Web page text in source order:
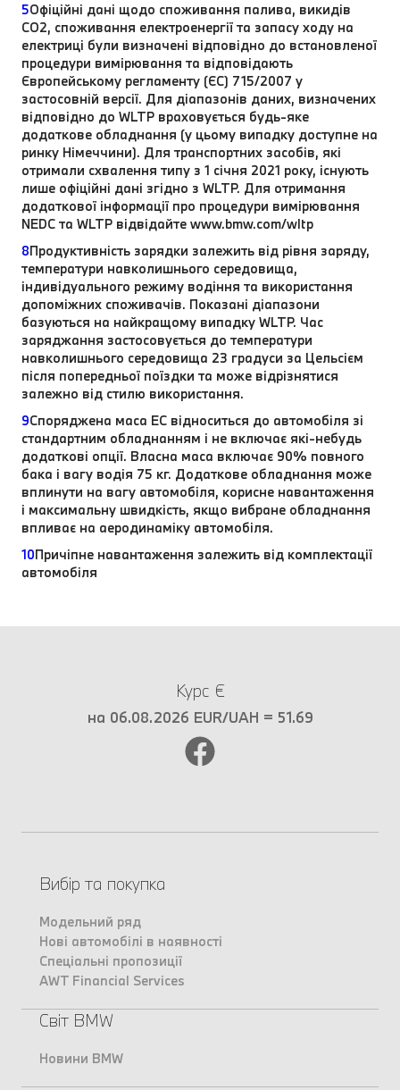
5Офіційні дані щодо споживання палива, викидів
CO2, споживання електроенергії та запасу ходу на
електриці були визначені відповідно до встановленої
процедури вимірювання та відповідають
Європейському регламенту (ЄС) 715/2007 у
застосовній версії. Для діапазонів даних, визначених
відповідно до WLTP враховується будь-яке
додаткове обладнання (у цьому випадку доступне на
ринку Німеччини). Для транспортних засобів, які
отримали схвалення типу з 1 січня 2021 року, існують
лише офіційні дані згідно з WLTP. Для отримання
додаткової інформації про процедури вимірювання
NEDC та WLTP відвідайте www.bmw.com/wltp
8Продуктивність зарядки залежить від рівня заряду,
температури навколишнього середовища,
індивідуального режиму водіння та використання
допоміжних споживачів. Показані діапазони
базуються на найкращому випадку WLTP. Час
заряджання застосовується до температури
навколишнього середовища 23 градуси за Цельсієм
після попередньої поїздки та може відрізнятися
залежно від стилю використання.
9Споряджена маса EC відноситься до автомобіля зі
стандартним обладнанням і не включає які-небудь
додаткові опції. Власна маса включає 90% повного
бака і вагу водія 75 кг. Додаткове обладнання може
вплинути на вагу автомобіля, корисне навантаження
і максимальну швидкість, якщо вибране обладнання
впливає на аеродинаміку автомобіля.
10Причіпне навантаження залежить від комплектації
автомобіля
Курс €
на 06.08.2026 EUR/UAH = 51.69
Вибір та покупка
Модельний ряд
Нові автомобілі в наявності
Спеціальні пропозиції
AWT Financial Services
Світ BMW
Новини BMW